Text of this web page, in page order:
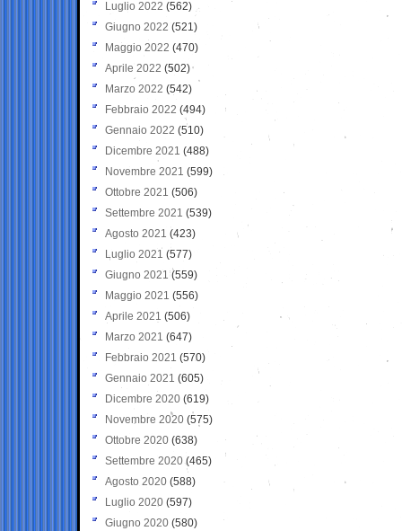
Luglio 2022 (562)
Giugno 2022 (521)
Maggio 2022 (470)
Aprile 2022 (502)
Marzo 2022 (542)
Febbraio 2022 (494)
Gennaio 2022 (510)
Dicembre 2021 (488)
Novembre 2021 (599)
Ottobre 2021 (506)
Settembre 2021 (539)
Agosto 2021 (423)
Luglio 2021 (577)
Giugno 2021(559)
Maggio 2021 (556)
Aprile 2021 (506)
Marzo 2021 (647)
Febbraio 2021 (570)
Gennaio 2021 (605)
Dicembre 2020 (619)
Novembre 2020 (575)
Ottobre 2020 (638)
Settembre 2020(465)
Agosto 2020 (588)
Luglio 2020 (597)
Giugno 2020 (580)